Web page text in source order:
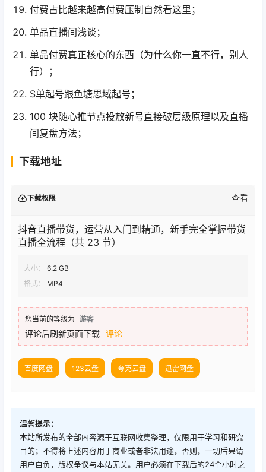
付费占比越来越高付费压制自然看这里；
单品直播间浅谈；
单品付费真正核心的东西（为什么你一直不行，别人
行）；
S单起号跟鱼塘思域起号；
100 块随心推节点投放新号直接破层级原理以及直播
间复盘方法；
下载地址
下载权限 查看
抖音直播带货，运营从入门到精通，新手完全掌握带货
直播全流程（共 23 节）
大小：
6.2 GB
格式：
MP4
您当前的等级为 游客
评论后刷新页面下载 评论
百度网盘 123云盘 夸克云盘 迅雷网盘
温馨提示：
本站所发布的全部内容源于互联网收集整理，仅限用于学习和研究
目的；不得将上述内容用于商业或者非法用途，否则，一切后果请
用户自负，版权争议与本站无关。用户必须在下载后的24个小时之